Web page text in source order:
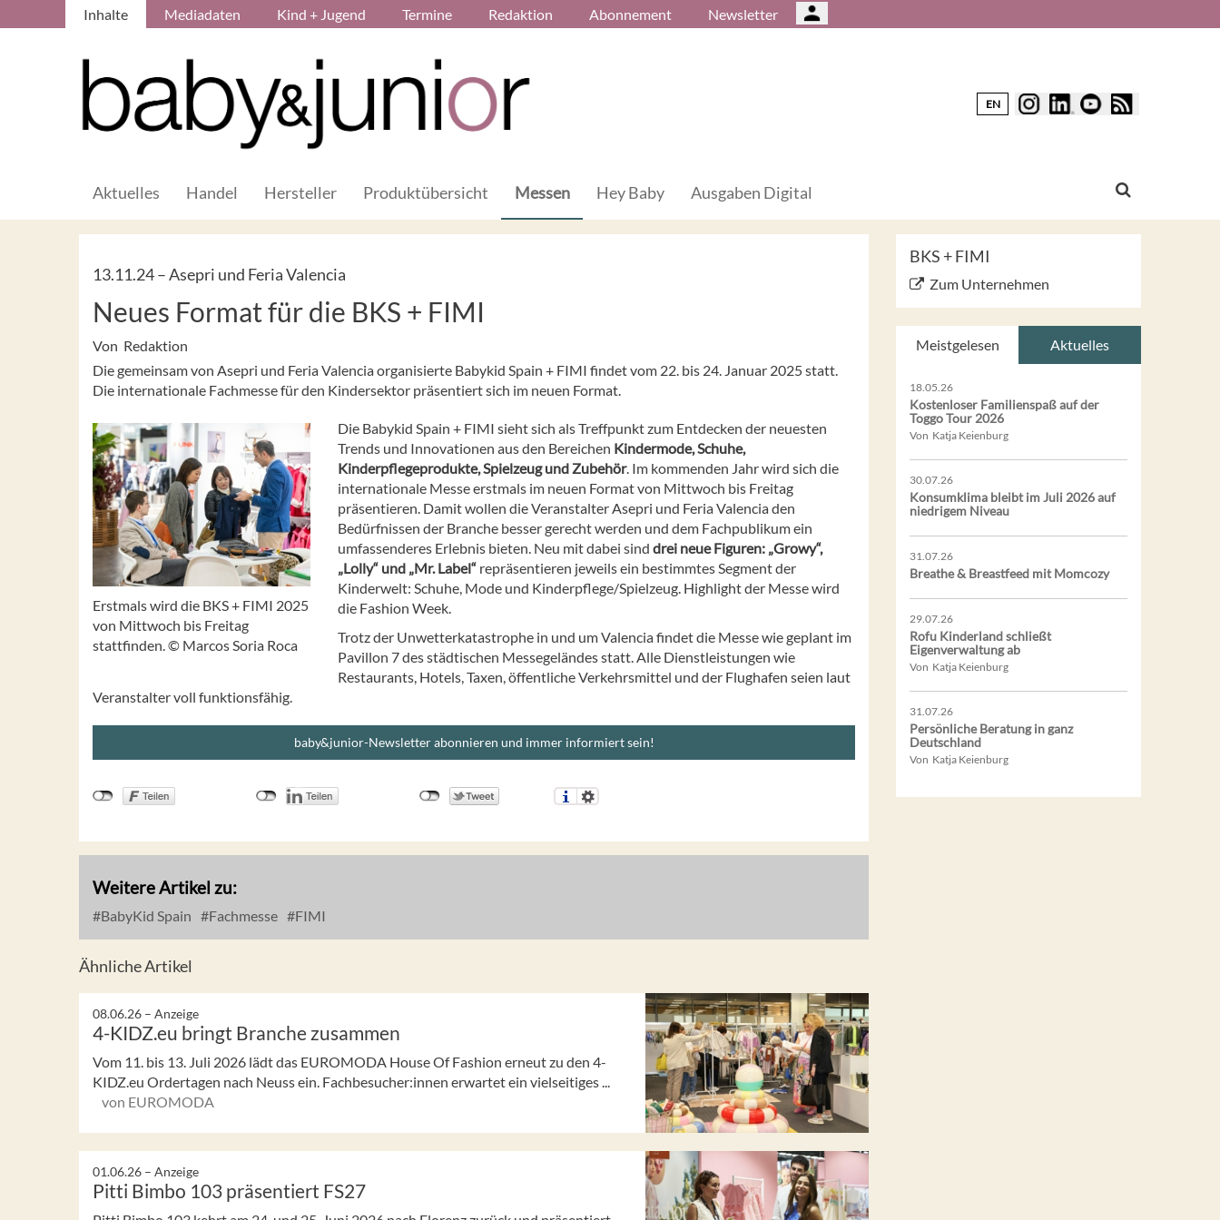
Inhalte Mediadaten Kind + Jugend Termine Redaktion Abonnement Newsletter
EN
Aktuelles Handel Hersteller Produktübersicht Messen Hey Baby Ausgaben Digital
13.11.24 –Asepri und Feria Valencia
Neues Format für die BKS + FIMI
Von Redaktion
Die gemeinsam von Asepri und Feria Valencia organisierte Babykid Spain + FIMI findet vom 22. bis 24. Januar 2025 statt.
Die internationale Fachmesse für den Kindersektor präsentiert sich im neuen Format.
Erstmals wird die BKS + FIMI 2025
von Mittwoch bis Freitag
stattfinden. © Marcos Soria Roca
Die Babykid Spain + FIMI sieht sich als Treffpunkt zum Entdecken der neuesten
Trends und Innovationen aus den Bereichen Kindermode, Schuhe,
Kinderpflegeprodukte, Spielzeug und Zubehör. Im kommenden Jahr wird sich die
internationale Messe erstmals im neuen Format von Mittwoch bis Freitag
präsentieren. Damit wollen die Veranstalter Asepri und Feria Valencia den
Bedürfnissen der Branche besser gerecht werden und dem Fachpublikum ein
umfassenderes Erlebnis bieten. Neu mit dabei sind drei neue Figuren: „Growy“,
„Lolly“ und „Mr. Label“ repräsentieren jeweils ein bestimmtes Segment der
Kinderwelt: Schuhe, Mode und Kinderpflege/Spielzeug. Highlight der Messe wird
die Fashion Week.
Trotz der Unwetterkatastrophe in und um Valencia findet die Messe wie geplant im
Pavillon 7 des städtischen Messegeländes statt. Alle Dienstleistungen wie
Restaurants, Hotels, Taxen, öffentliche Verkehrsmittel und der Flughafen seien laut
Veranstalter voll funktionsfähig.
baby&junior-Newsletter abonnieren und immer informiert sein!
Weitere Artikel zu:
BabyKid Spain Fachmesse FIMI
Ähnliche Artikel
08.06.26 – Anzeige
4-KIDZ.eu bringt Branche zusammen
Vom 11. bis 13. Juli 2026 lädt das EUROMODA House Of Fashion erneut zu den 4-
KIDZ.eu Ordertagen nach Neuss ein. Fachbesucher:innen erwartet ein vielseitiges ...
von EUROMODA
01.06.26 – Anzeige
Pitti Bimbo 103 präsentiert FS27
BKS + FIMI
Zum Unternehmen
Meistgelesen Aktuelles
18.05.26
Kostenloser Familienspaß auf der
Toggo Tour 2026
Von Katja Keienburg
30.07.26
Konsumklima bleibt im Juli 2026 auf
niedrigem Niveau
31.07.26
Breathe & Breastfeed mit Momcozy
29.07.26
Rofu Kinderland schließt
Eigenverwaltung ab
Von Katja Keienburg
31.07.26
Persönliche Beratung in ganz
Deutschland
Von Katja Keienburg